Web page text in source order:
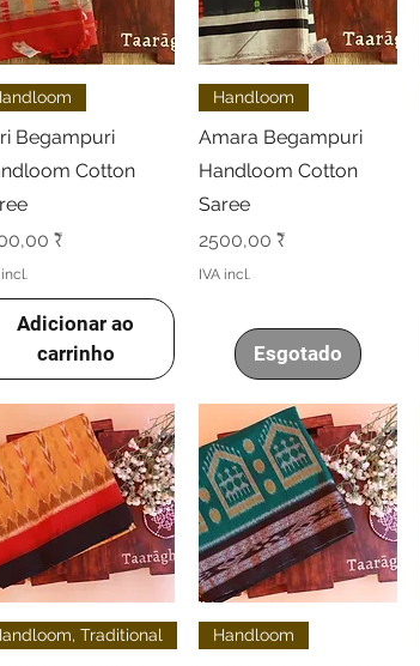
Visualização rápida
Begampuri
Cotton
₹
incl.
Adicionar ao
carrinho
Visualização rápida
Handloom
Amara Begampuri
Handloom Cotton
Saree
Preço
2500,00 ₹
IVA incl.
Esgotado
Visualização rápida
Traditional Visualização rápida
Handloom